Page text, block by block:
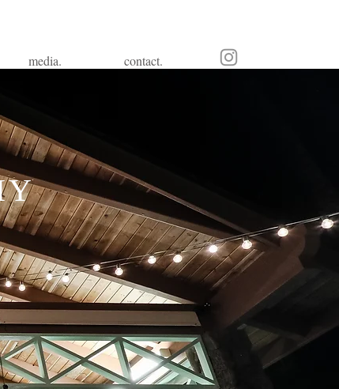
media. contact.